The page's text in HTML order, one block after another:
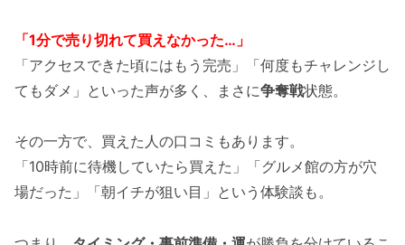
「1分で売り切れて買えなかった…」
「アクセスできた頃にはもう完売」「何度もチャレンジし
てもダメ」といった声が多く、まさに争奪戦状態。
その一方で、買えた人の口コミもあります。
「10時前に待機していたら買えた」「グルメ館の方が穴
場だった」「朝イチが狙い目」という体験談も。